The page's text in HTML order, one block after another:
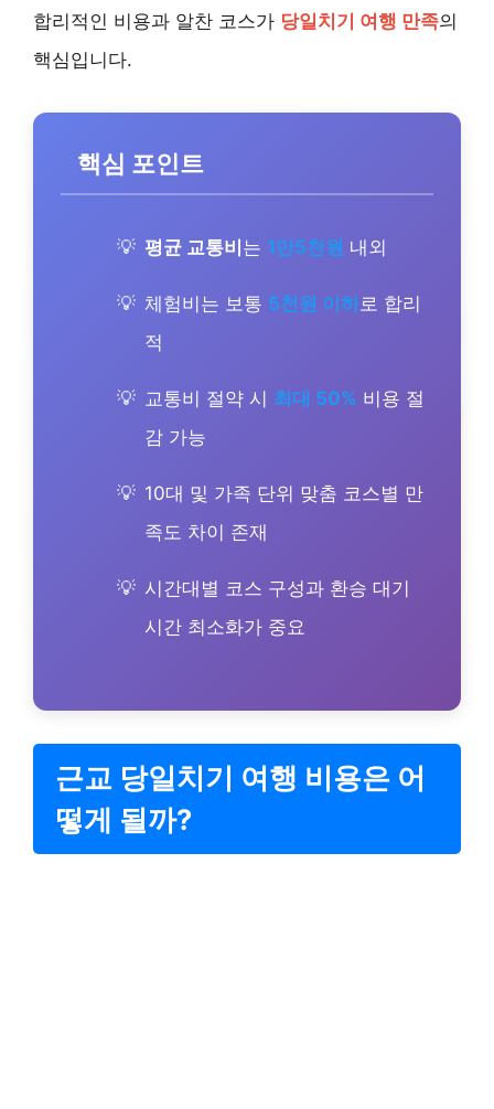
합리적인 비용과 알찬 코스가 당일치기 여행 만족의
핵심입니다.
핵심 포인트
평균 교통비는 1만5천원 내외
체험비는 보통 5천원 이하로 합리
적
교통비 절약 시 최대 50% 비용 절
감 가능
10대 및 가족 단위 맞춤 코스별 만
족도 차이 존재
시간대별 코스 구성과 환승 대기
시간 최소화가 중요
근교 당일치기 여행 비용은 어
떻게 될까?